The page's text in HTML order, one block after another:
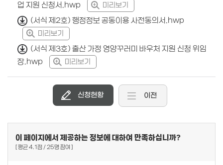
업 지원 신청서.hwp
미리보기
(서식 제2호) 행정정보 공동이용 사전동의서.hwp
미리보기
(서식 제3호) 출산 가정 영양꾸러미 바우처 지원 신청 위임
장.hwp
미리보기
신청현황 이전
이 페이지에서 제공하는 정보에 대하여 만족하십니까?
평균4.1점 25명 참여